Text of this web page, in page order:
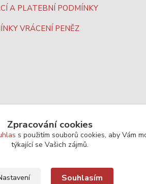
A PLATEBNÍ PODMÍNKY
VRÁCENÍ PENĚZ
Zpracování cookies
s použitím souborů cookies, aby Vám
týkající se Vašich zájmů.
Souhlasím